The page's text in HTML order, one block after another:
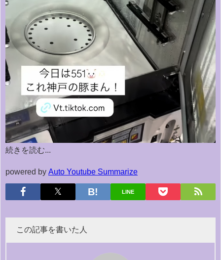
続きを読む...
powered by Auto Youtube Summarize
LINE
この記事を書いた人